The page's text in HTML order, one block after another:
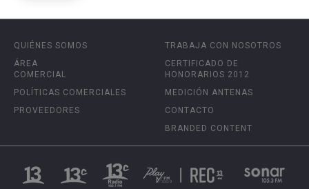
QUIÉNES SOMOS
ÁREA
COMERCIAL
POLÍTICAS COMERCIALES
PROVEEDORES
TRABAJA CON NOSOTROS
CERTIFICADO DE
HONORARIOS 2012
MEDICIÓN ANTENAS
CONTACTO
BRANDED CONTENT